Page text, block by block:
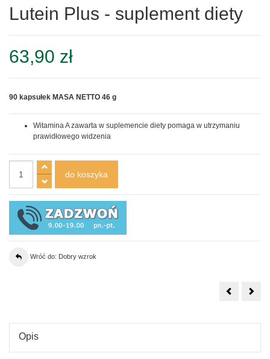
Lutein Plus - suplement diety
63,90 zł
90 kapsułek MASA NETTO 46 g
Witamina A zawarta w suplemencie diety pomaga w utrzymaniu
prawidłowego widzenia
Wróć do: Dobry wzrok
Opis